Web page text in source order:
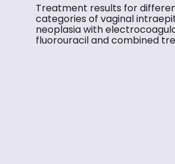
Treatment results for
categories of vaginal
neoplasia with
fluorouracil and combined